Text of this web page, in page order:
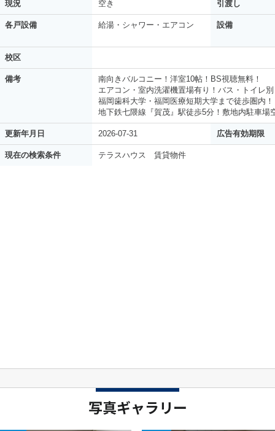
現況 空き 引渡し
各戸設備 給湯・シャワー・エアコン 設備
校区
備考
南向きバルコニー！洋室10帖！BS視聴無料！
エアコン・室内洗濯機置場有り！バス・トイレ
福岡歯科大学・福岡医療短期大学まで徒歩圏内！
地下鉄七隈線『賀茂』駅徒歩5分！敷地内駐車場
更新年月日 2026-07-31 広告有効期限
現在の検索条件 テラスハウス 賃貸物件
写真ギャラリー